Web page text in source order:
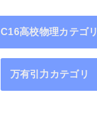
C16高校物理カテゴリ
万有引力カテゴリ